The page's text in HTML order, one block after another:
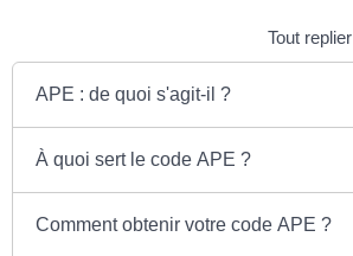
Tout replier
APE : de quoi s'agit-il ?
À quoi sert le code APE ?
Comment obtenir votre code APE ?